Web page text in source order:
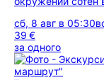
сб, 8 авг в 05:30
39 €
за одного